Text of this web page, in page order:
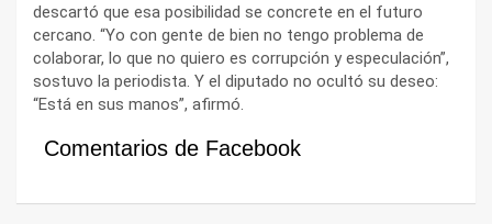
descartó que esa posibilidad se concrete en el futuro
cercano. “Yo con gente de bien no tengo problema de
colaborar, lo que no quiero es corrupción y especulación”,
sostuvo la periodista. Y el diputado no ocultó su deseo:
“Está en sus manos”, afirmó.
Comentarios de Facebook